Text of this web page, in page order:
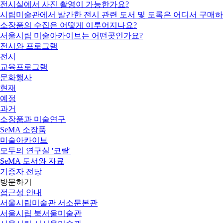
전시실에서 사진 촬영이 가능한가요?
시립미술관에서 발간한 전시 관련 도서 및 도록은 어디서 구매
소장품의 수집은 어떻게 이루어지나요?
서울시립 미술아카이브는 어떤곳인가요?
전시와 프로그램
전시
교육프로그램
문화행사
현재
예정
과거
소장품과 미술연구
SeMA 소장품
미술아카이브
모두의 연구실 '코랄'
SeMA 도서와 자료
기증자 전당
방문하기
접근성 안내
서울시립미술관 서소문본관
서울시립 북서울미술관